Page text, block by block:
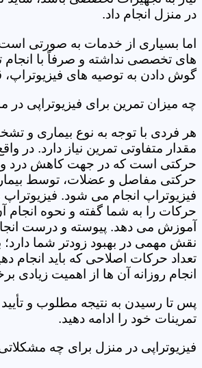
در منزل انجام داد.
اما بسیاری از خدمات به صورتی است
های تخصصی نداشته و صرفاً با انجام
گوش دادن به توصیه های فیزیوتراپ،
چه میزان تمرین برای فیزیوتراپی
هر فردی با توجه به نوع بیماری و
مقدار متفاوتی تمرین نیاز دارد. در
حرکتی است که در جهت کاهش درد و
حرکتی مفاصل و عضلات، توسط بیمار
فیزیوتراپ انجام می شود. فیزیوتراپ
حرکات را به شما گفته و نحوه انجام
آموزش می دهد. پیوسته و درست
نقش مهمی در بهبود زودتر شما دارد؛
تعداد حرکات اصلاحی که باید انجام
انجام روزانه آن ها از اهمیت زیادی
پس تا رسیدن به نتیجه مطلوب و تأیید
تمرینات خود را ادامه دهید.
فیزیوتراپی در منزل برای چه